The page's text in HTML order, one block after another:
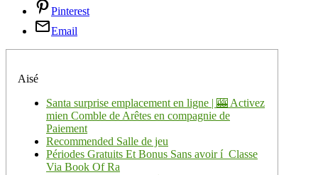
Pinterest
Email
Aisé
Santa surprise emplacement en ligne | 🎰 Activez
mien Comble de Arêtes en compagnie de
Paiement
Recommended Salle de jeu
Périodes Gratuits Et Bonus Sans avoir í Classe
Via Book Of Ra